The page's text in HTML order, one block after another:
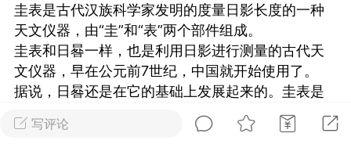
卫通：内经视角
养要义
0
女子五七，阳明脉衰：女性
养颜首重阳明胃经
写评论
圭表是古代汉族科学家发明的度量日影长度的一种
天文仪器，由“圭”和“表”两个部件组成。
圭表和日晷一样，也是利用日影进行测量的古代天
文仪器，早在公元前7世纪，中国就开始使用了。
据说，日晷还是在它的基础上发展起来的。圭表是
测定正午的日影长度以定节令，定回归年或阳历
年。